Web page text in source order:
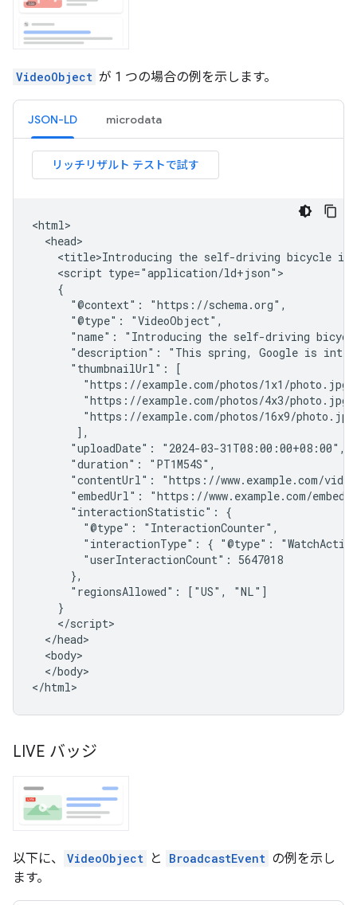
VideoObject が 1 つの場合の例を示します。
JSON-LD microdata
<html>
  <head>
<title>Introducing the self-driving bicycle in
    <script type="application/ld+json">
    {
      "@context": "https://schema.org",
      "@type": "VideoObject",
"name": "Introducing the self-driving
"description": "This spring, Google is
      "thumbnailUrl": [
"https://example.com/photos/1x1/
"https://example.com/photos/4x3/
"https://example.com/photos/16x9/
       ],
      "uploadDate": "2024-03-31T08:00:00+08:00",
      "duration": "PT1M54S",
"contentUrl": "https://www.example.com/
"embedUrl": "https://www.example.com/embed/
      "interactionStatistic": {
        "@type": "InteractionCounter",
"interactionType": { "@type":
        "userInteractionCount": 5647018
      },
      "regionsAllowed": ["US", "NL"]
    }
    </script>
  </head>
  <body>
  </body>
</html>
LIVE バッジ
以下に、 VideoObject と BroadcastEvent の例を示し
ます。